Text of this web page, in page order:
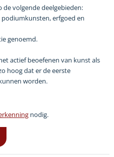
volgende deelgebieden:
erfgoed en
genoemd.
actief beoefenen van kunst als
hoog dat er de eerste
worden.
nodig.